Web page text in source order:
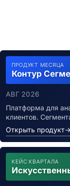
ПРОДУКТ МЕСЯЦА
Контур
АВГ 2026
Платформа для
клиентов.
Открыть продукт→
КЕЙС КВАРТАЛА